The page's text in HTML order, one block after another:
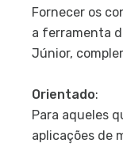
Fornecer os
a ferramenta
Júnior,
Orientado:
Para aqueles
aplicações de